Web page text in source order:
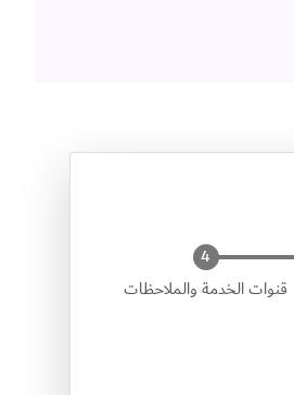
قنوات الخدمة والملاحظات